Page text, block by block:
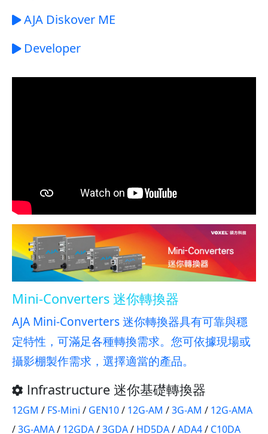
AJA Diskover ME
Developer
Mini-Converters 迷你轉換器
AJA Mini-Converters 迷你轉換器具有可靠與穩
定特性，可滿足各種轉換需求。您可依據現場或
攝影棚製作需求，選擇適當的產品。
lnfrastructure 迷你基礎轉換器
12GM / FS-Mini / GEN10/ 12G-AM /3G-AM / 12G-AMA
/3G-AMA/ 12GDA/3GDA/ HD5DA/ADA4/ C10DA